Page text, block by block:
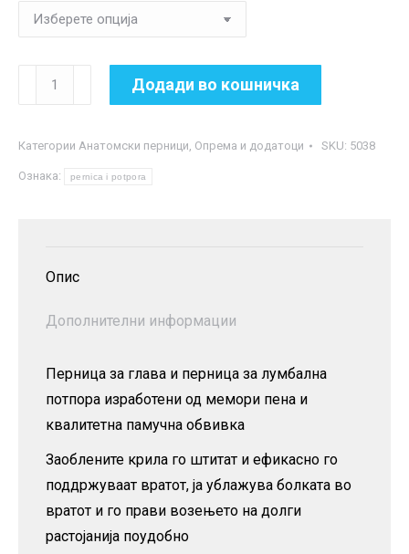
потпора
глава
и
седиште
Додади во кошничка
Категории Анатомски перници, Опрема и додатоци SKU: 5038
Ознака: pernica i potpora
Опис
Дополнителни информации
Перница за глава и перница за лумбална
потпора изработени од мемори пена и
квалитетна памучна обвивка
Заоблените крила го штитат и ефикасно го
поддржуваат вратот, ја ублажува болката во
вратот и го прави возењето на долги
растојанија поудобно